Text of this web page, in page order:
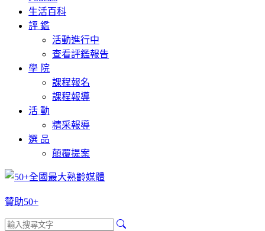
生活百科
評 鑑
活動進行中
查看評鑑報告
學 院
課程報名
課程報導
活 動
精采報導
選 品
顛覆提案
贊助50+